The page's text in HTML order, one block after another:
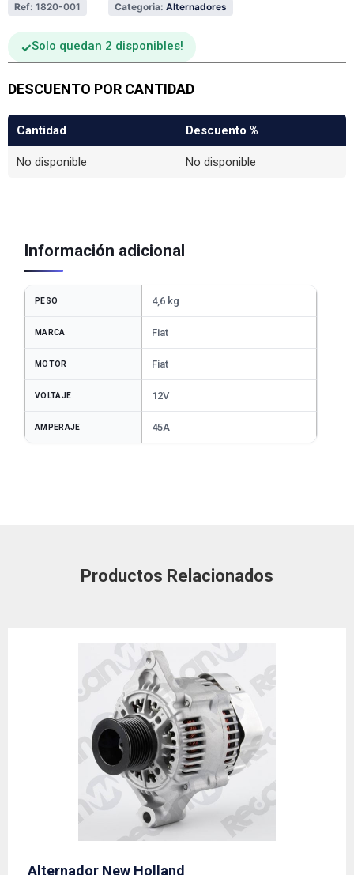
Ref: 1820-001 Categoria: Alternadores
Solo quedan 2 disponibles
DESCUENTO POR CANTIDAD
Cantidad Descuento %
No disponible No disponible
Información adicional
PESO 4,6 kg
MARCA Fiat
MOTOR Fiat
VOLTAJE 12V
AMPERAJE 45A
Productos Relacionados
Alternador New Holland